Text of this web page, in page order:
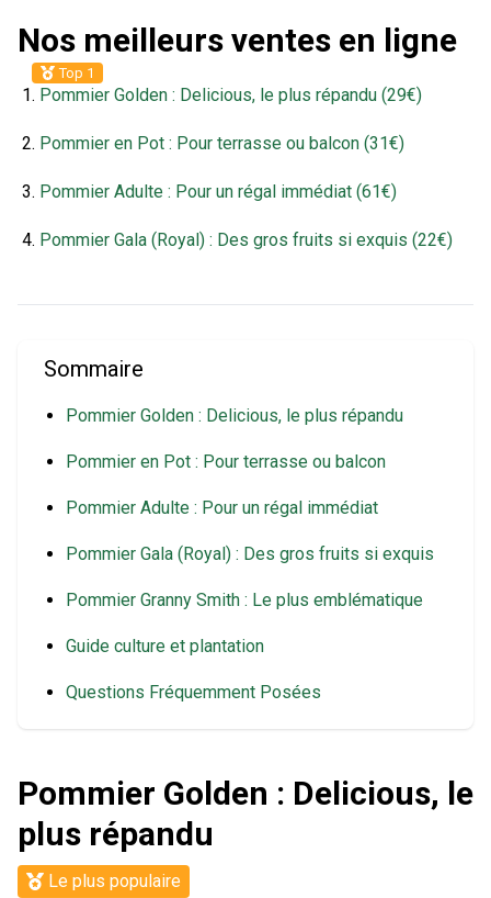
Nos meilleurs ventes en ligne
Pommier Golden : Delicious, le plus répandu (29€)
Top 1
Pommier en Pot : Pour terrasse ou balcon (31€)
Pommier Adulte : Pour un régal immédiat (61€)
Pommier Gala (Royal) : Des gros fruits si exquis (22€)
Sommaire
Pommier Golden : Delicious, le plus répandu
Pommier en Pot : Pour terrasse ou balcon
Pommier Adulte : Pour un régal immédiat
Pommier Gala (Royal) : Des gros fruits si exquis
Pommier Granny Smith : Le plus emblématique
Guide culture et plantation
Questions Fréquemment Posées
Pommier Golden : Delicious, le
plus répandu
Le plus populaire